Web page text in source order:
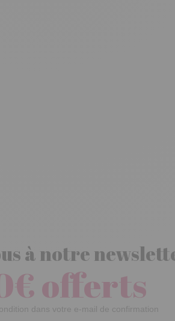
à notre
offerts
dans votre e-mail de confirmation